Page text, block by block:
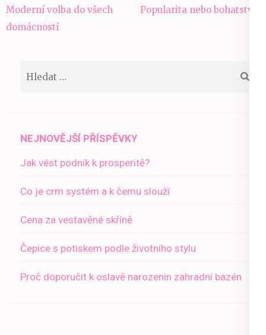
Navigace
pro
Moderní volba do všech
domácností
Popularita nebo bohatství?
NEJNOVĚJŠÍ PŘÍSPĚVKY
Jak vést podnik k prosperitě?
Co je crm systém a k čemu slouží
Cena za vestavěné skříně
Čepice s potiskem podle životního stylu
Proč doporučit k oslavě narozenin zahradní bazén